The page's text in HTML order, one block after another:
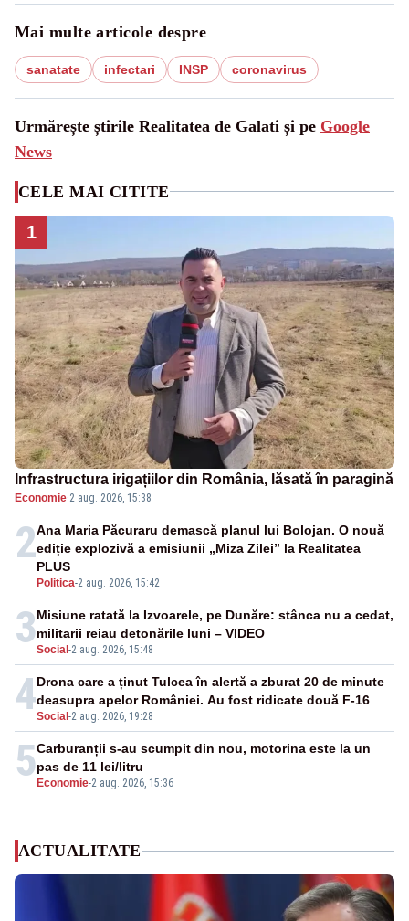
Mai multe articole despre
sanatate infectari INSP coronavirus
Urmărește știrile Realitatea de Galati și pe Google
News
CELE MAI CITITE
1
Infrastructura irigațiilor din România, lăsată în paragină
Economie·2 aug. 2026, 15:38
2
Politica-2 aug. 2026, 15:42
Ana Maria Păcuraru demască planul lui Bolojan. O nouă
ediție explozivă a emisiunii „Miza Zilei” la Realitatea
PLUS
3Social -2 aug. 2026, 15:48
Misiune ratată la Izvoarele, pe Dunăre: stânca nu a cedat,
militarii reiau detonările luni – VIDEO
4Social -2 aug. 2026, 19:28
Drona care a ținut Tulcea în alertă a zburat 20 de minute
deasupra apelor României. Au fost ridicate două F-16
5 Economie-2 aug. 2026, 15:36
Carburanții s-au scumpit din nou, motorina este la un
pas de 11 lei/litru
ACTUALITATE